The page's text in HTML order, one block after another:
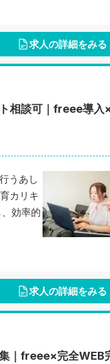
求人の詳細をみる
相談可｜freee導入
うあし
カリキ
効率的
求人の詳細をみる
｜freee×完全WEB